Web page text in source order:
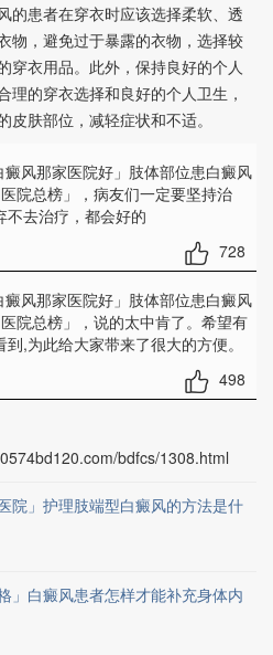
的患者在穿衣时应该选择柔软、透
物，避免过于暴露的衣物，选择较
穿衣用品。此外，保持良好的个人
理的穿衣选择和良好的个人卫生，
肤部位，减轻症状和不适。
癜风那家医院好」肢体部位患白癜风
院总榜」
，病友们一定要坚持治
不去治疗，都会好的
728
癜风那家医院好」肢体部位患白癜风
院总榜」
，说的太中肯了。希望有
,为此给大家带来了很大的方便。
498
bdfcs/1308.html
院」护理肢端型白癜风的方法是什
」白癜风患者怎样才能补充身体内